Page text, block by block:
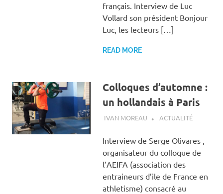
français. Interview de Luc
Vollard son président Bonjour
Luc, les lecteurs […]
READ MORE
Colloques d’automne :
un hollandais à Paris
16 OCTOBRE 2018
IVAN MOREAU ACTUALITÉ
Interview de Serge Olivares ,
organisateur du colloque de
l’AEIFA (association des
entraineurs d’ile de France en
athletisme) consacré au